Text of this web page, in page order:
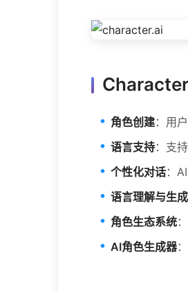
角色创建：用
语言支持：支
个性化对话：
语言理解与生成
角色生态系统
AI角色生成器